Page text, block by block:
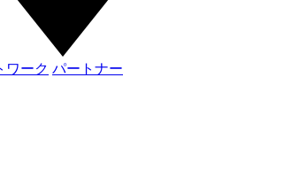
ワーク パートナー